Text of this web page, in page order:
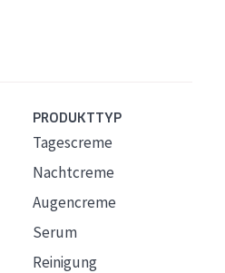
PRODUKTTYP
Tagescreme
Nachtcreme
Augencreme
Serum
Reinigung